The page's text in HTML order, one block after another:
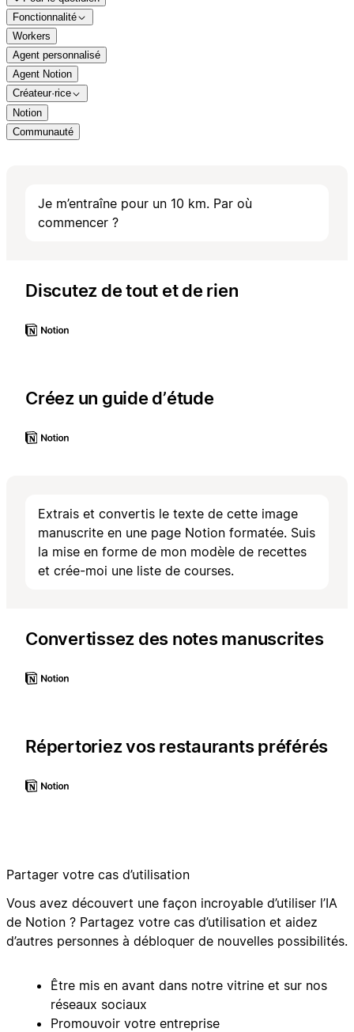
Fonctionnalité
Workers
Agent personnalisé
Agent Notion
Créateur·rice
Notion
Communauté
Je m’entraîne pour un 10 km. Par où
commencer ?
Discutez de tout et de rien
Créez un guide d’étude
Extrais et convertis le texte de cette image
manuscrite en une page Notion formatée. Suis
la mise en forme de mon modèle de recettes
et crée-moi une liste de courses.
Convertissez des notes manuscrites
Répertoriez vos restaurants préférés
Partager votre cas d’utilisation
Vous avez découvert une façon incroyable d’utiliser l’IA
de Notion ? Partagez votre cas d’utilisation et aidez
d’autres personnes à débloquer de nouvelles possibilités.
Être mis en avant dans notre vitrine et sur nos
réseaux sociaux
Promouvoir votre entreprise